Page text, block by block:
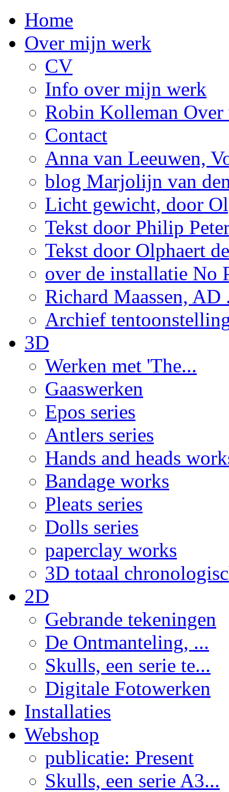
Home
Over mijn werk
CV
Info over mijn werk
Robin Kolleman
Contact
Anna van Leeuwen,
blog Marjolijn van
Licht gewicht, door
Tekst door Philip
Tekst door Olphaert
over de installatie No
Richard Maassen, AD
Archief
3D
Werken met 'The...
Gaaswerken
Epos series
Antlers series
Hands and heads
Bandage works
Pleats series
Dolls series
paperclay works
3D totaal
2D
Gebrande tekeningen
De Ontmanteling, ...
Skulls, een serie te...
Digitale Fotowerken
Installaties
Webshop
publicatie: Present
Skulls, een serie A3...